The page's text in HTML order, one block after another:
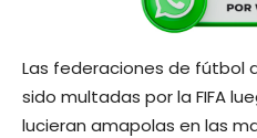
Las federaciones de fútbol
sido multadas por la FIFA
lucieran amapolas en las